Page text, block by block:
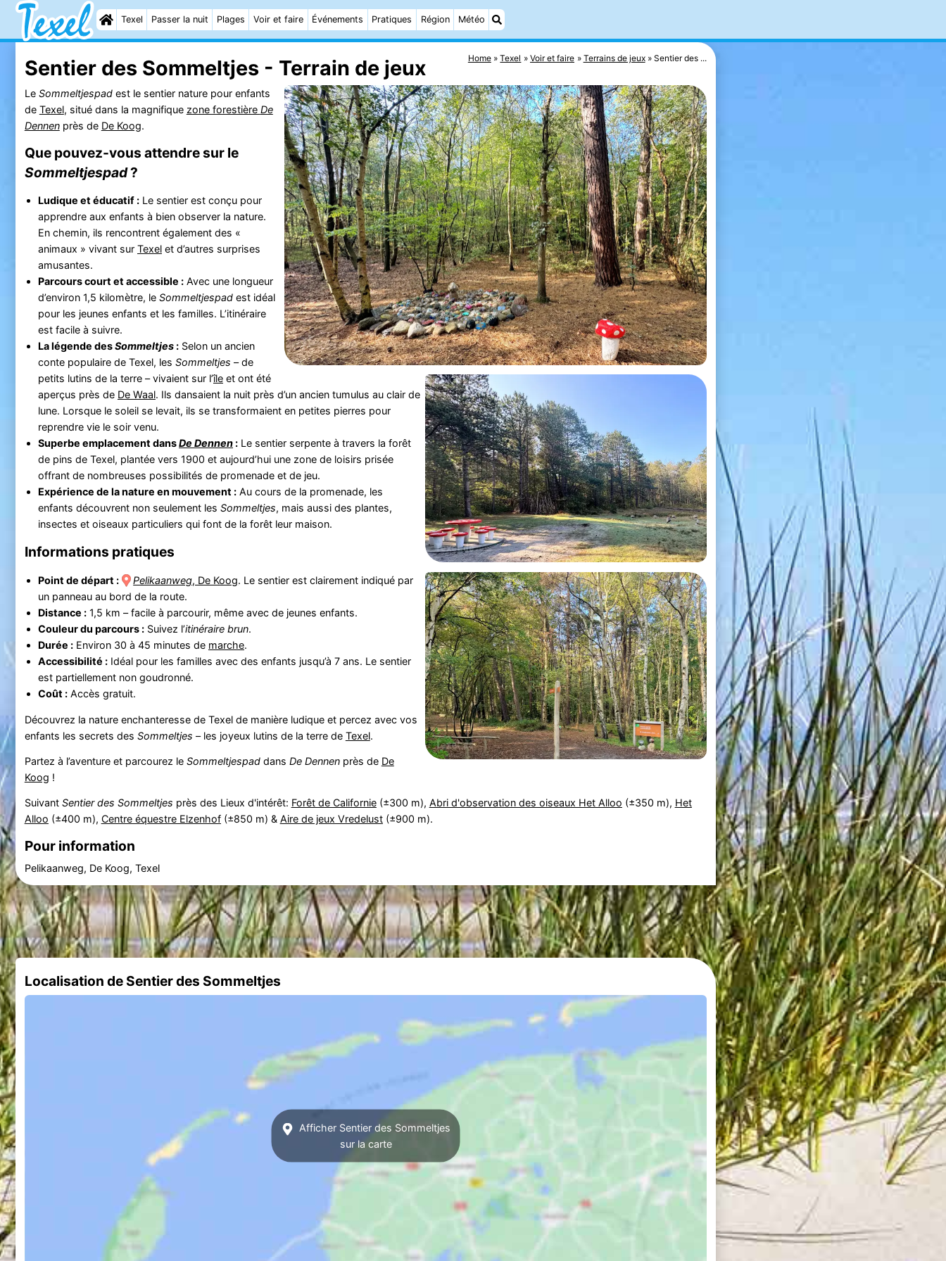
Texel Passer la nuit Plages Voir et faire Événements Pratiques Région Météo
Home Texel Voir et faire Terrains de jeux Sentier des ...
Sentier des Sommeltjes - Terrain de jeux
Le Sommeltjespadest le sentier nature pour enfants
de Texel, situé dans la magnifique zone forestière De
Dennenprès de De Koog.
Que pouvez-vous attendre sur le
Sommeltjespad?
Ludique et éducatif :Le sentier est conçu pour
apprendre aux enfants à bien observer la nature.
En chemin, ils rencontrent également des «
animaux » vivant sur Texelet d’autres surprises
amusantes.
Parcours court et accessible :Avec une longueur
d’environ 1,5 kilomètre, le Sommeltjespadest idéal
pour les jeunes enfants et les familles. L’itinéraire
est facile à suivre.
La légende desSommeltjes:Selon un ancien
conte populaire de Texel, les Sommeltjes – de
petits lutins de la terre – vivaient sur l’îleet ont été
aperçus près de De Waal. Ils dansaient la nuit près d’un ancien tumulus au clair de
lune. Lorsque le soleil se levait, ils se transformaient en petites pierres pour
reprendre vie le soir venu.
Superbe emplacement dansDe Dennen:Le sentier serpente à travers la forêt
de pins de Texel, plantée vers 1900 et aujourd’hui une zone de loisirs prisée
offrant de nombreuses possibilités de promenade et de jeu.
Expérience de la nature en mouvement :Au cours de la promenade, les
enfants découvrent non seulement les Sommeltjes, mais aussi des plantes,
insectes et oiseaux particuliers qui font de la forêt leur maison.
Informations pratiques
Point de départ : Pelikaanweg, De Koog. Le sentier est clairement indiqué par
un panneau au bord de la route.
Distance :1,5 km – facile à parcourir, même avec de jeunes enfants.
Couleur du parcours :Suivez l’itinéraire brun.
Durée :Environ 30 à 45 minutes de marche.
Accessibilité :Idéal pour les familles avec des enfants jusqu’à 7 ans. Le sentier
est partiellement non goudronné.
Coût :Accès gratuit.
Découvrez la nature enchanteresse de Texel de manière ludique et percez avec vos
enfants les secrets des Sommeltjes – les joyeux lutins de la terre de Texel.
Partez à l’aventure et parcourez le Sommeltjespaddans De Dennenprès de De
Koog !
Suivant Sentier des Sommeltjes près des Lieux d'intérêt: Forêt de Californie(±300 m), Abri d'observation des oiseaux Het Alloo (±350 m), Het
Alloo (±400 m), Centre équestre Elzenhof(±850 m) & Aire de jeux Vredelust(±900 m).
Pour information
Pelikaanweg, De Koog, Texel
Localisation de Sentier des Sommeltjes
Afficher Sentier des Sommeltjes
sur la carte